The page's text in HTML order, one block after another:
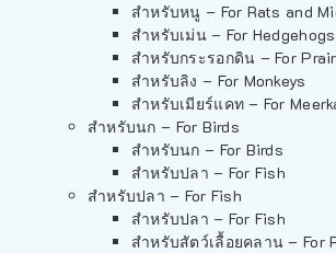
สำหรับหนู – For Rats and
สำหรับเม่น – For Hedgehogs
สำหรับกระรอกดิน – For
สำหรับลิง – For Monkeys
สำหรับเมียร์แคท – For
สำหรับนก – For Birds
สำหรับนก – For Birds
สำหรับปลา – For Fish
สำหรับปลา – For Fish
สำหรับปลา – For Fish
สำหรับสัตว์เลื้อยคลาน – For